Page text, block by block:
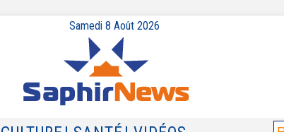
Samedi 8 Août 2026